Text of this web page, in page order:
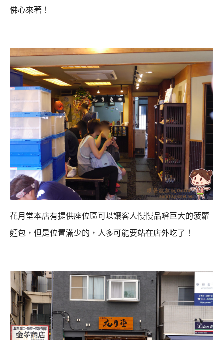
佛心來著！
花月堂本店有提供座位區可以讓客人慢慢品嚐巨大的菠蘿
麵包， 但是位置滿少的，人多可能要站在店外吃了！